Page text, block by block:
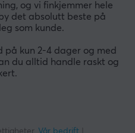
og vi finkjemmer hele
det absolutt beste på
som kunde.
på kun 2-4 dager og med
du alltid handle raskt og
Vår bedrift